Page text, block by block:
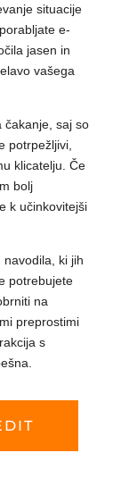
situacije
e-
jasen in
vašega
čakanje, saj so
potrpežljivi,
klicatelju. Če
bolj
k učinkovitejši
ki jih
potrebujete
na
preprostimi
s